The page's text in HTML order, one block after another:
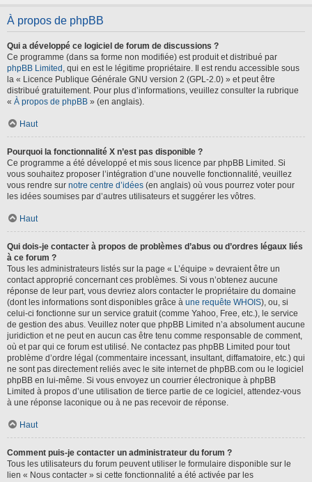
À propos de phpBB
Qui a développé ce logiciel de forum de discussions ?
Ce programme (dans sa forme non modifiée) est produit et distribué par
phpBB Limited , qui en est le légitime propriétaire. Il est rendu accessible sous
la « Licence Publique Générale GNU version 2 (GPL-2.0) » et peut être
distribué gratuitement. Pour plus d’informations, veuillez consulter la rubrique
« À propos de phpBB » (en anglais).
Haut
Pourquoi la fonctionnalité X n’est pas disponible ?
Ce programme a été développé et mis sous licence par phpBB Limited. Si
vous souhaitez proposer l’intégration d’une nouvelle fonctionnalité, veuillez
vous rendre sur notre centre d’idées (en anglais) où vous pourrez voter pour
les idées soumises par d’autres utilisateurs et suggérer les vôtres.
Haut
Qui dois-je contacter à propos de problèmes d’abus ou d’ordres légaux liés
à ce forum ?
Tous les administrateurs listés sur la page « L’équipe » devraient être un
contact approprié concernant ces problèmes. Si vous n’obtenez aucune
réponse de leur part, vous devriez alors contacter le propriétaire du domaine
(dont les informations sont disponibles grâce à une requête WHOIS), ou, si
celui-ci fonctionne sur un service gratuit (comme Yahoo, Free, etc.), le service
de gestion des abus. Veuillez noter que phpBB Limited n’a absolument aucune
juridiction et ne peut en aucun cas être tenu comme responsable de comment,
où et par qui ce forum est utilisé. Ne contactez pas phpBB Limited pour tout
problème d’ordre légal (commentaire incessant, insultant, diffamatoire, etc.) qui
ne sont pas directement reliés avec le site internet de phpBB.com ou le logiciel
phpBB en lui-même. Si vous envoyez un courrier électronique à phpBB
Limited à propos d’une utilisation de tierce partie de ce logiciel, attendez-vous
à une réponse laconique ou à ne pas recevoir de réponse.
Haut
Comment puis-je contacter un administrateur du forum ?
Tous les utilisateurs du forum peuvent utiliser le formulaire disponible sur le
lien « Nous contacter » si cette fonctionnalité a été activée par les